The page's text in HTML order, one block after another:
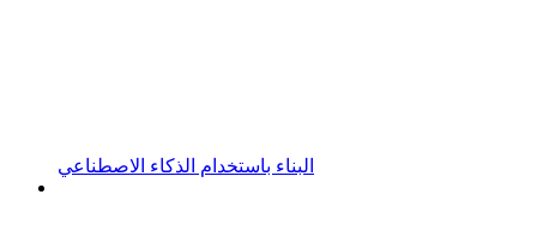
البناء باستخدام الذكاء الاصطناعي